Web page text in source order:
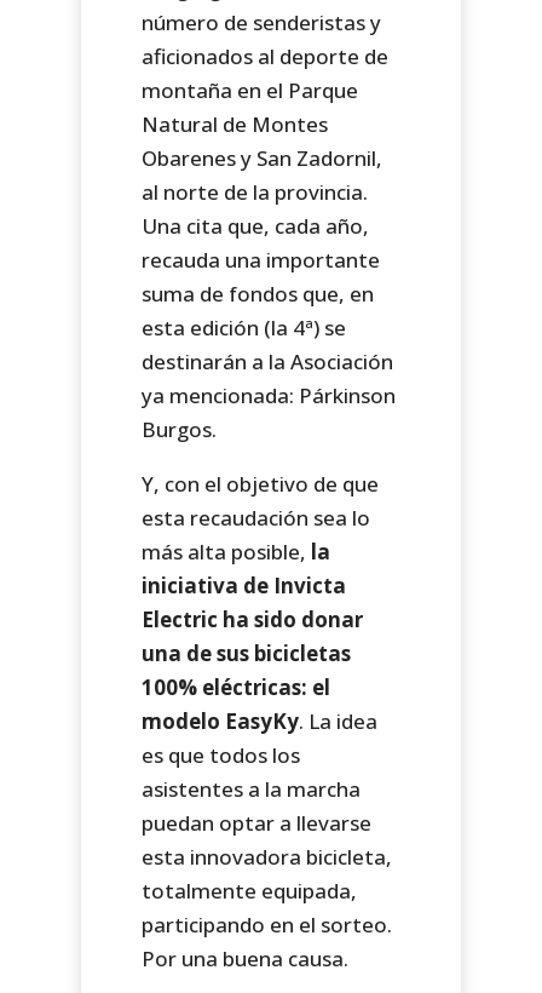
número de senderistas y
aficionados al deporte de
montaña en el Parque
Natural de Montes
Obarenes y San Zadornil,
al norte de la provincia.
Una cita que, cada año,
recauda una importante
suma de fondos que, en
esta edición (la 4ª) se
destinarán a la Asociación
ya mencionada: Párkinson
Burgos.
Y, con el objetivo de que
esta recaudación sea lo
más alta posible, la
iniciativa de Invicta
Electric ha sido donar
una de sus bicicletas
100% eléctricas: el
modelo EasyKy. La idea
es que todos los
asistentes a la marcha
puedan optar a llevarse
esta innovadora bicicleta,
totalmente equipada,
participando en el sorteo.
Por una buena causa.